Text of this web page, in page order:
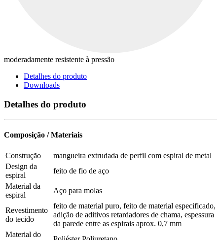
moderadamente resistente à pressão
Detalhes do produto
Downloads
Detalhes do produto
Composição / Materiais
Construção
mangueira extrudada de perfil com espiral de metal
Design da
espiral
feito de fio de aço
Material da
espiral
Aço para molas
Revestimento
do tecido
feito de material puro, feito de material especificado,
adição de aditivos retardadores de chama, espessura
da parede entre as espirais aprox. 0,7 mm
Material do